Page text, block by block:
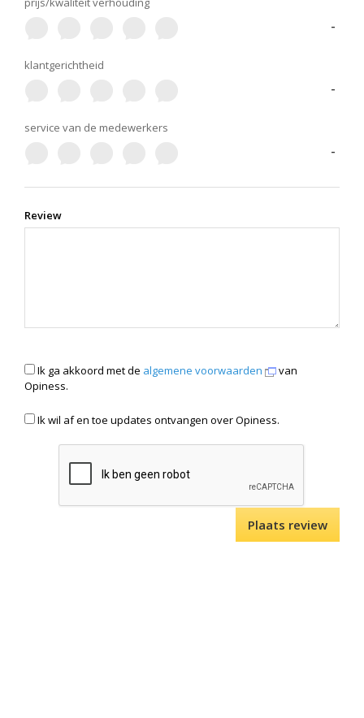
-
klantgerichtheid
-
service van de medewerkers
-
Review
Ik ga akkoord met de algemene voorwaarden
van
Opiness.
Ik wil af en toe updates ontvangen over Opiness.